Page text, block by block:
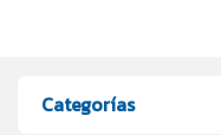
Categorías